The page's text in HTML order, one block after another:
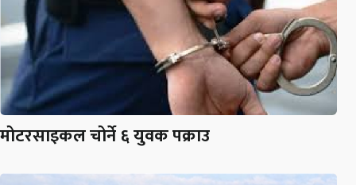
मोटरसाइकल चोर्ने ६ युवक पक्राउ